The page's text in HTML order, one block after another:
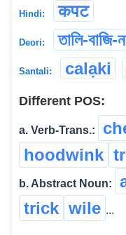
Hindi: कपट
Deori: তালি-বাজি-
Santali: calạki
Different POS:
a. Verb-Trans.:
hoodwink
b. Abstract Noun:
trick wile ...